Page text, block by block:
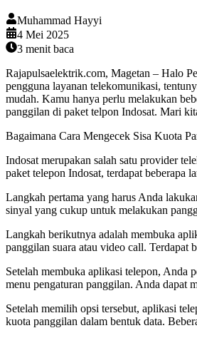
Muhammad Hayyi
4 Mei 2025
3 menit baca
Rajapulsaelektrik.com, Magetan – Halo
pengguna layanan telekomunikasi,
mudah. Kamu hanya perlu melakukan
panggilan di paket telpon Indosat. Mari
Bagaimana Cara Mengecek Sisa Kuota
Indosat merupakan salah satu provider
paket telepon Indosat, terdapat beberapa
Langkah pertama yang harus Anda
sinyal yang cukup untuk melakukan
Langkah berikutnya adalah membuka
panggilan suara atau video call. Terdapat
Setelah membuka aplikasi telepon, Anda
menu pengaturan panggilan. Anda dapat
Setelah memilih opsi tersebut, aplikasi
kuota panggilan dalam bentuk data.